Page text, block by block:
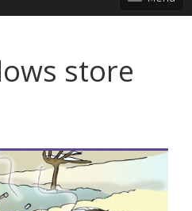
store